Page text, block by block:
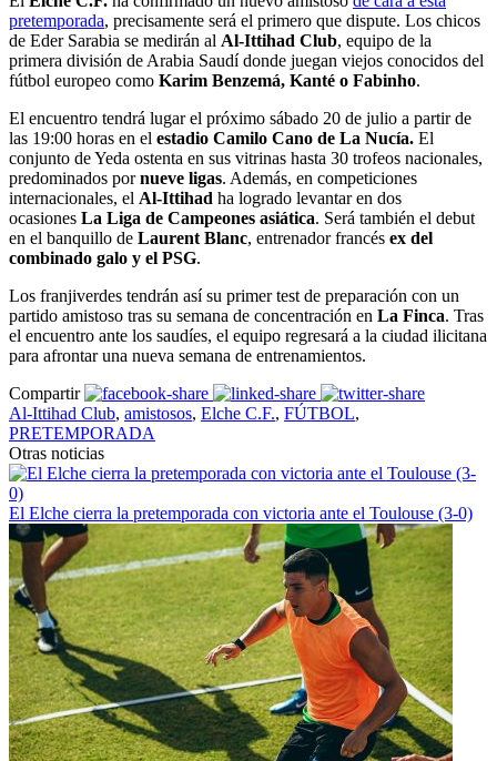
pretemporada, precisamente será el primero que dispute. Los chicos
de Eder Sarabia se medirán al Al-Ittihad Club, equipo de la
primera división de Arabia Saudí donde juegan viejos conocidos del
fútbol europeo como Karim Benzemá, Kanté o Fabinho.
El encuentro tendrá lugar el próximo sábado 20 de julio a partir de
las 19:00 horas en el estadio Camilo Cano de La Nucía. El
conjunto de Yeda ostenta en sus vitrinas hasta 30 trofeos nacionales,
predominados pornueve ligas. Además, en competiciones
internacionales, el Al-Ittihad ha logrado levantar en dos
ocasiones La Liga de Campeones asiática. Será también el debut
en el banquillo de Laurent Blanc, entrenador francés ex del
combinado galo y el PSG.
Los franjiverdes tendrán así su primer test de preparación con un
partido amistoso tras su semana de concentración en La Finca. Tras
el encuentro ante los saudíes, el equipo regresará a la ciudad ilicitana
para afrontar una nueva semana de entrenamientos.
Compartir
Al-Ittihad Club, amistosos, Elche C.F., FÚTBOL,
PRETEMPORADA
Otras noticias
El Elche cierra la pretemporada con victoria ante el Toulouse (3-0)